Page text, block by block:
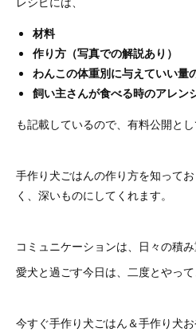
材料
作り方（写真での解説あり）
わんこの体重別に与えていい量
飼い主さんが食べる時のアレン
も記載しているので、有料公開とし
手作り犬ごはんの作り方を知って
く、深いものにしてくれます。
コミュニケーションは、日々の積み
愛犬と過ごす今日は、二度とやって
今すぐ手作り犬ごはん＆手作り犬